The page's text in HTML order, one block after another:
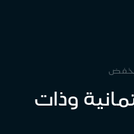
وذات